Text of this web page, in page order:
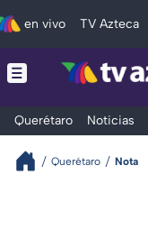
en vivo TV Azteca
Querétaro Noticias
Querétaro Nota